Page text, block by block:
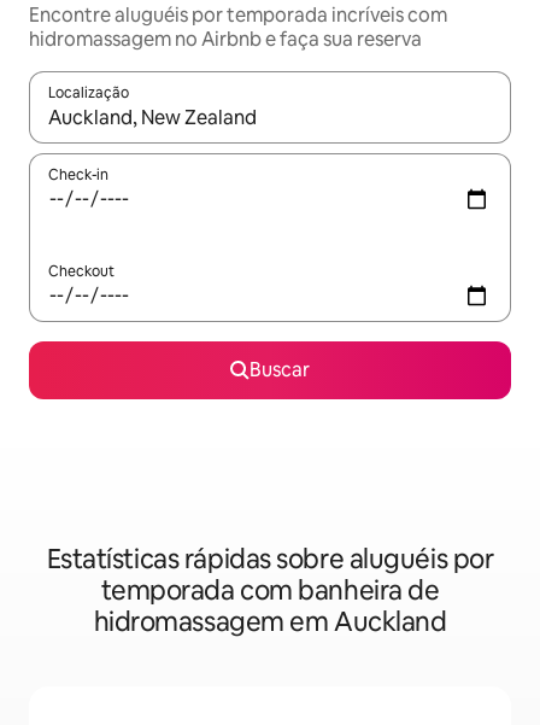
Encontre aluguéis por temporada incríveis com
hidromassagem no Airbnb e faça sua reserva
Localização
Quando os resultados estiverem disponíveis, explore-os
Check-in
Checkout
Buscar
Estatísticas rápidas sobre aluguéis por
temporada com banheira de
hidromassagem em Auckland